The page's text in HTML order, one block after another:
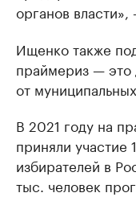
органов
Ищенко также
праймериз — это
от
В 2021 году на
приняли участие
избирателей в
тыс. человек